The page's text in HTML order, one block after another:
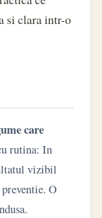
si clara intr-o
care
rutina: In
vizibil
O